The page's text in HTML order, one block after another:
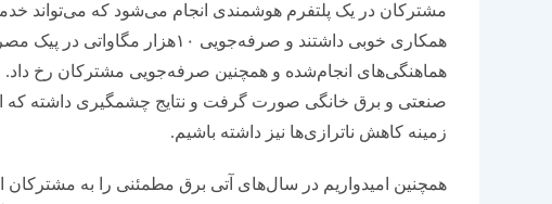
مشترکان در یک پلتفرم هوشمندی انجام می‌شود که می‌‌‌تواند
همکاری خوبی داشتند و صرفه‌جویی
هماهنگی‌های انجام‌شده و همچنین صرفه‌جویی مشترکان رخ
صنعتی و برق خانگی صورت گرفت و نتایج چشمگیری داشته که
زمینه کاهش ناترازی‌‌‌ها نیز داشته باشیم.
همچنین امیدواریم در سال‌های آتی برق مطمئنی را به مشترکان